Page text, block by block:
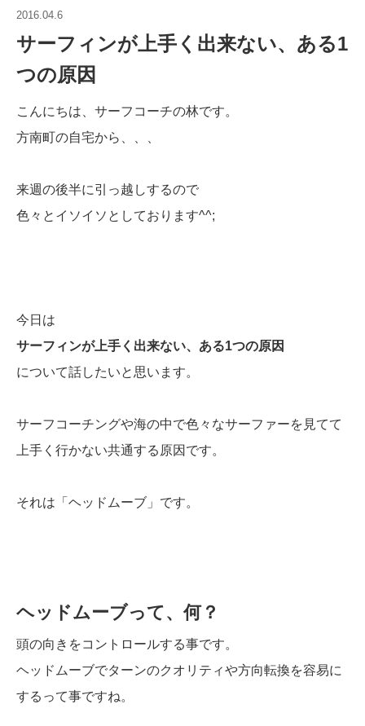
2016.04.6
サーフィンが上手く出来ない、ある1
つの原因
こんにちは、サーフコーチの林です。
方南町の自宅から、、、
来週の後半に引っ越しするので
色々とイソイソとしております^^;
今日は
サーフィンが上手く出来ない、ある1つの原因
について話したいと思います。
サーフコーチングや海の中で色々なサーファーを見てて
上手く行かない共通する原因です。
それは「ヘッドムーブ」です。
ヘッドムーブって、何？
頭の向きをコントロールする事です。
ヘッドムーブでターンのクオリティや方向転換を容易に
するって事ですね。